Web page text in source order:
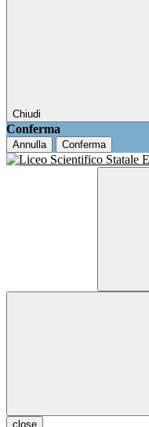
Chiudi
Conferma
Annulla Conferma
close